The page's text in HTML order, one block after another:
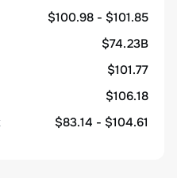
$100.98 - $101.85
$74.23B
$101.77
$106.18
$83.14 - $104.61